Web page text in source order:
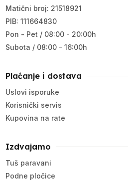
Matični broj: 21518921
PIB: 111664830
Pon - Pet / 08:00 - 20:00h
Subota / 08:00 - 16:00h
Plaćanje i dostava
Uslovi isporuke
Korisnički servis
Kupovina na rate
Izdvajamo
Tuš paravani
Podne pločice